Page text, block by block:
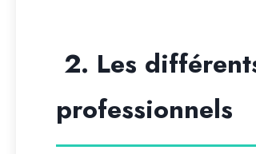
2. Les
professionnels